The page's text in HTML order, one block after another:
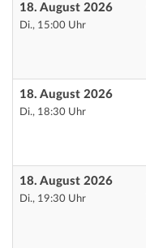
18. August 2026
Di., 15:00 Uhr
18. August 2026
Di., 18:30 Uhr
18. August 2026
Di., 19:30 Uhr